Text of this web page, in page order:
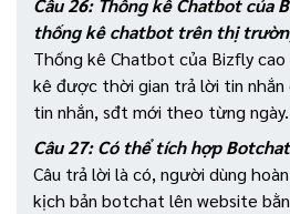
Câu 26: Thống kê Chatbot của
thống kê chatbot trên thị
Thống kê Chatbot của Bizfly
kê được thời gian trả lời tin nhắn
tin nhắn, sđt mới theo từng ngày.
Câu 27: Có thể tích hợp
Câu trả lời là có, người dùng
kịch bản botchat lên website